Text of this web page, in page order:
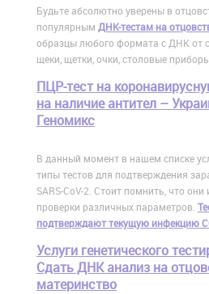
Будьте абсолютно уверены в
популярным ДНК-тестам на
образцы любого формата с ДНК от
щеки, щетки, очки, столовые
ПЦР-тест на
на наличие антител –
Геномикс
В данный момент в нашем списке
типы тестов для подтверждения
SARS-CoV-2. Стоит помнить, что
проверки различных параметров.
подтверждают текущую инфекцию
Услуги генетического
Сдать ДНК анализ на
материнство